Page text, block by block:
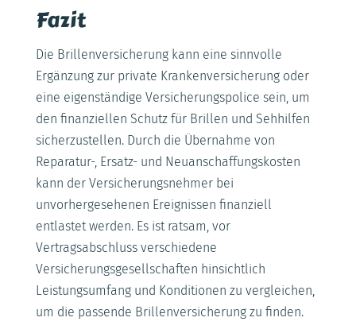
Fazit
Die Brillenversicherung kann eine sinnvolle
Ergänzung zur private Krankenversicherung oder
eine eigenständige Versicherungspolice sein, um
den finanziellen Schutz für Brillen und Sehhilfen
sicherzustellen. Durch die Übernahme von
Reparatur-, Ersatz- und Neuanschaffungskosten
kann der Versicherungsnehmer bei
unvorhergesehenen Ereignissen finanziell
entlastet werden. Es ist ratsam, vor
Vertragsabschluss verschiedene
Versicherungsgesellschaften hinsichtlich
Leistungsumfang und Konditionen zu vergleichen,
um die passende Brillenversicherung zu finden.